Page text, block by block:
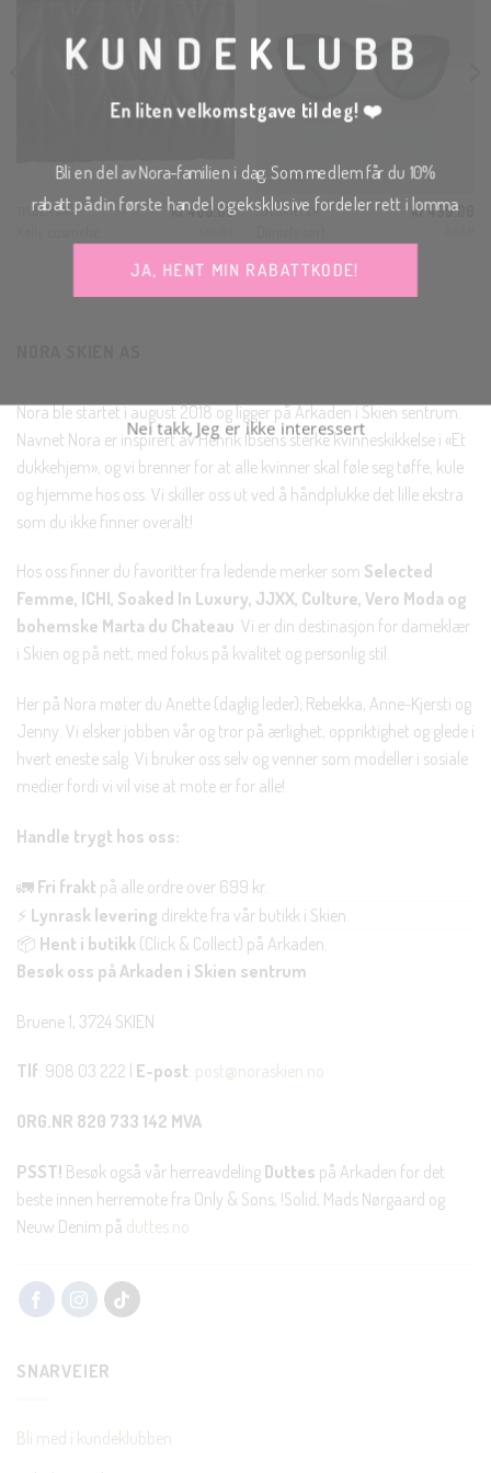
TILBEHØR kr400.00 SOLBRILLER kr499.00
Nora ble startet i august 2018 og ligger på Arkaden i Skien sentrum.
Navnet Nora er inspirert av Henrik Ibsens sterke kvinneskikkelse i «Et
dukkehjem», og vi brenner for at alle kvinner skal føle seg tøffe, kule
og hjemme hos oss. Vi skiller oss ut ved å håndplukke det lille ekstra
som du ikke finner overalt!
Hos oss finner du favoritter fra ledende merker som Selected
Femme, ICHI, Soaked In Luxury, JJXX, Culture, Vero Moda og
bohemske Marta du Chateau. Vi er din destinasjon for dameklær
i Skien og på nett, med fokus på kvalitet og personlig stil.
Her på Nora møter du Anette (daglig leder), Rebekka, Anne-Kjersti og
Jenny. Vi elsker jobben vår og tror på ærlighet, oppriktighet og glede i
hvert eneste salg. Vi bruker oss selv og venner som modeller i sosiale
medier fordi vi vil vise at mote er for alle!
Handle trygt hos oss:
🚛 Fri frakt på alle ordre over 699 kr.
⚡ Lynrask levering direkte fra vår butikk i Skien.
📦 Hent i butikk (Click & Collect) på Arkaden.
Besøk oss på Arkaden i Skien sentrum
Bruene 1, 3724 SKIEN
Tlf: 908 03 222 | E-post: post@noraskien.no
ORG.NR 820 733 142 MVA
PSST! Besøk også vår herreavdeling Duttes på Arkaden for det
beste innen herremote fra Only & Sons, !Solid, Mads Nørgaard og
Neuw Denim på duttes.no
SNARVEIER
Bli med i kundeklubben
KUNDEKLUBB
En liten velkomstgave til deg! ❤️
Bli en del av Nora-familien i dag. Som medlem får du 10%
rabatt på din første handel og eksklusive fordeler rett i lomma.
JA, HENT MIN RABATTKODE!
Nei takk, Jeg er ikke interessert